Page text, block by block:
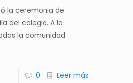
la ceremonia de
del colegio. A la
la comunidad
0 Leer más